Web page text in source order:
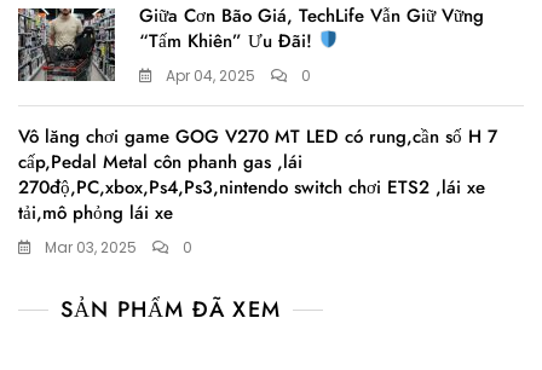
Giữa Cơn Bão Giá, TechLife Vẫn Giữ Vững
“Tấm Khiên” Ưu Đãi!
Apr 04, 2025 0
Vô lăng chơi game GOG V270 MT LED có rung,cần số H 7
cấp,Pedal Metal côn phanh gas ,lái
270độ,PC,xbox,Ps4,Ps3,nintendo switch chơi ETS2 ,lái xe
tải,mô phỏng lái xe
Mar 03, 2025 0
SẢN PHẨM ĐÃ XEM